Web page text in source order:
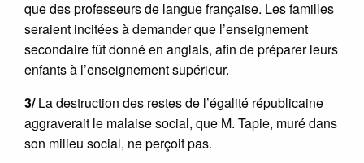
que des professeurs de langue française. Les familles
seraient incitées à demander que l’enseignement
secondaire fût donné en anglais, afin de préparer leurs
enfants à l’enseignement supérieur.
3/La destruction des restes de l’égalité républicaine
aggraverait le malaise social, que M. Tapie, muré dans
son milieu social, ne perçoit pas.